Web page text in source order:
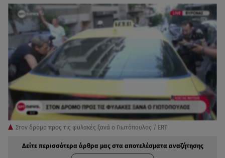
Στον δρόμο προς τις φυλακές ξανά ο Γιωτόπουλος / ERT
Δείτε περισσότερα άρθρα μας στα αποτελέσματα αναζήτησης